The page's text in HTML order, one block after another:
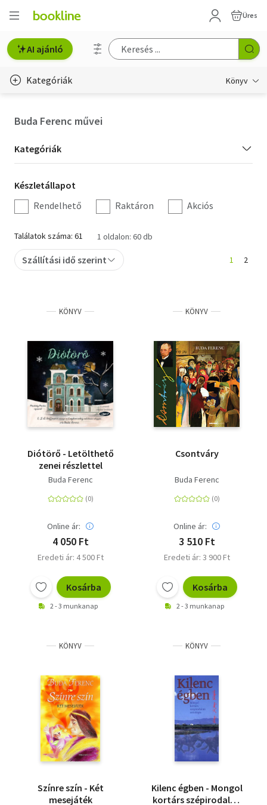
Üres
AI ajánló
Kategóriák Könyv
Hobbi, szabadidő
Irodalom
Művészet
Szakkönyv
Tankönyv, segédkönyv
Társadalomtudomány
Természettudomány
Történelem
Vallás
Buda Ferenc művei
Kategória
szűrés
Kategóriák
Készletállapot
szűrés
Készletállapot
Rendelhető
Raktáron Akciós
Találatok száma: 61 1 oldalon: 60 db
Szállítási idő szerint 1 2
KÖNYV
Diótörő - Letölthető
zenei részlettel
Buda Ferenc
Online ár:
4 050 Ft
Eredeti ár: 4 500 Ft
Kosárba
2 - 3 munkanap
KÖNYV
Csontváry
Buda Ferenc
Online ár:
3 510 Ft
Eredeti ár: 3 900 Ft
Kosárba
2 - 3 munkanap
KÖNYV
Színre szín - Két
mesejáték
KÖNYV
Kilenc égben - Mongol
kortárs szépirodalmi